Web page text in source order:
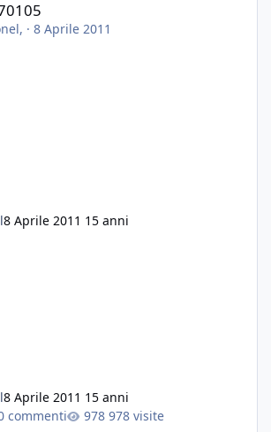
, · 8 Aprile 2011
8 Aprile 2011 15 anni
8 Aprile 2011 15 anni
commenti
978 visite